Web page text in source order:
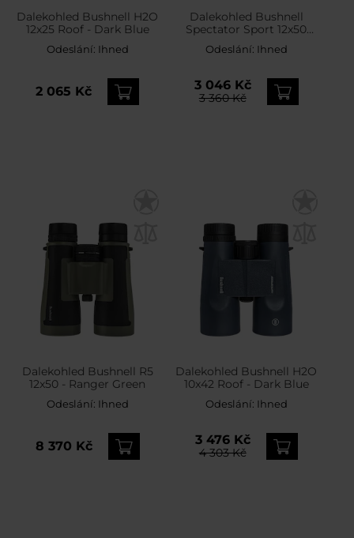
Dalekohled Bushnell H2O
12x25 Roof - Dark Blue
Odeslání: Ihned
2 065 Kč
Dalekohled Bushnell
Spectator Sport 12x50
Focus Free
Odeslání: Ihned
3 046 Kč
3 360 Kč
Dalekohled Bushnell R5
12x50 - Ranger Green
Odeslání: Ihned
8 370 Kč
Dalekohled Bushnell H2O
10x42 Roof - Dark Blue
Odeslání: Ihned
3 476 Kč
4 303 Kč